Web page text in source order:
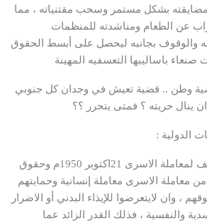
بشكل مستمر وسحب مقتنياته ، مما
عن الطعام ومناشدته للمنظمات
والوقوف بجانبه ليحصل على أبسط الحقوق
باساليبها التعسفيه المهينة
وطن .. قضية تعيش في وجدان كل جنوبي
ينال حريته ؟ فمتى يتحرر ؟؟
الدولية :
من مضمون إتفاقية جنيف لمعاملة الاسرى 21اكتوبر 1950م وحقوق
معاملة الاسرى معاملة إنسانية وحمايتهم
، وان لايتعرضوا للإيذاء البدني أو الاضرار
والنفسية ، فذلك القدر الزائد عما